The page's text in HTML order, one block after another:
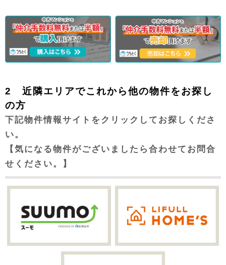
2 近隣エリアでこれから他の物件をお探し
の方
下記物件情報サイトをクリックしてお探しくださ
い。
【気になる物件がございましたら合わせてお問合
せください。】